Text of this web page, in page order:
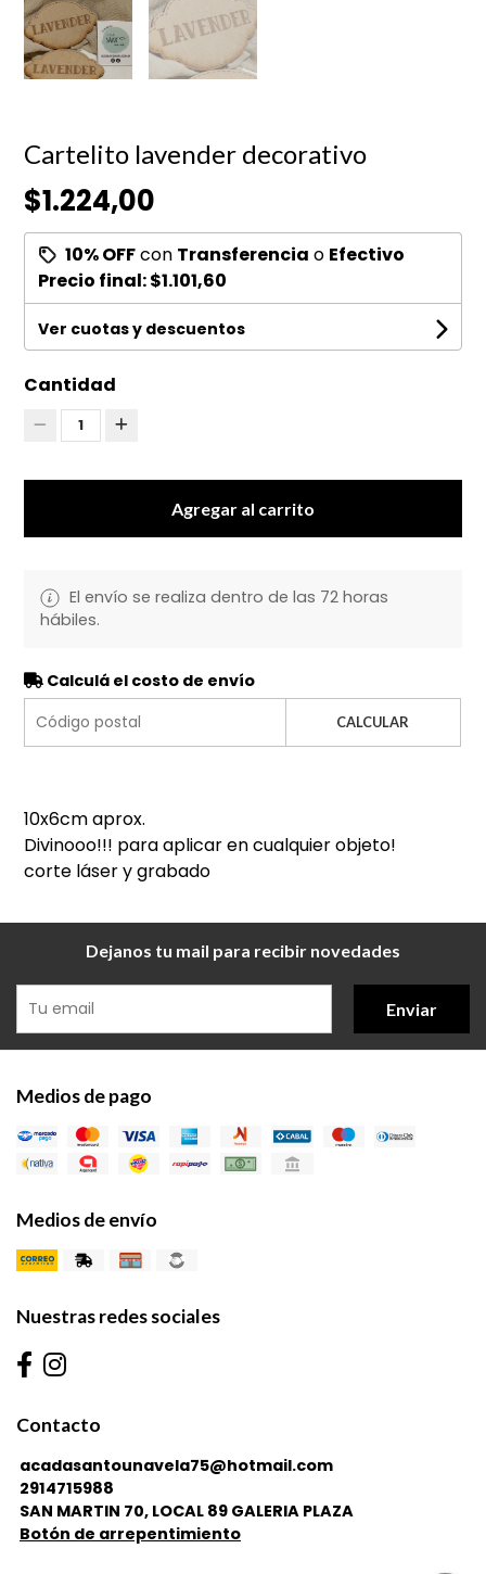
Cartelito lavender decorativo
$1.224,00
10% OFFcon Transferencia o Efectivo
Precio final:$1.101,60
Ver cuotas y descuentos
Cantidad
1
Agregar al carrito
El envío se realiza dentro de las 72 horas
hábiles.
Calculá el costo de envío
CALCULAR
10x6cm aprox.
Divinooo!!! para aplicar en cualquier objeto!
corte láser y grabado
Dejanos tu mail para recibir novedades
Enviar
Medios de pago
Medios de envío
Nuestras redes sociales
Contacto
acadasantounavela75@hotmail.com
2914715988
SAN MARTIN 70, LOCAL 89 GALERIA PLAZA
Botón de arrepentimiento